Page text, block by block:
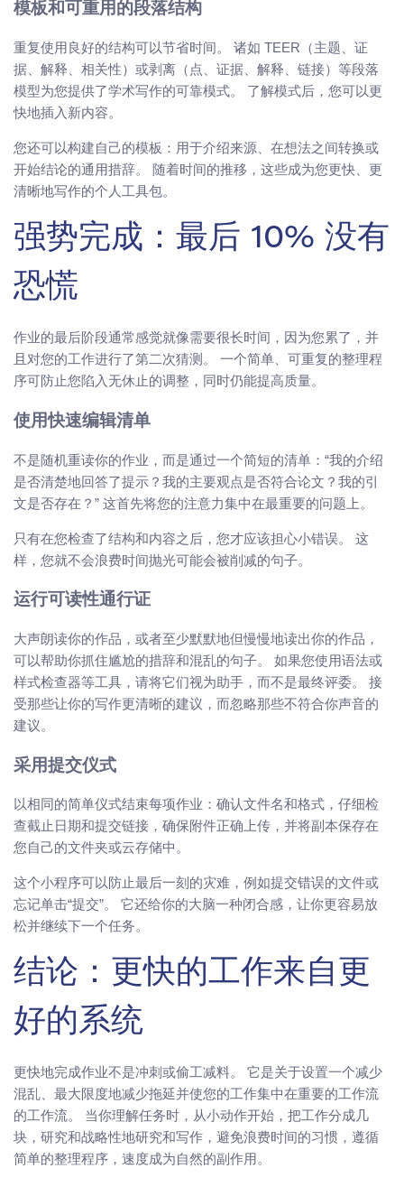
模板和可重用的段落结构
重复使用良好的结构可以节省时间。 诸如 TEER（主题、证
据、解释、相关性）或剥离（点、证据、解释、链接）等段落
模型为您提供了学术写作的可靠模式。 了解模式后，您可以更
快地插入新内容。
您还可以构建自己的模板：用于介绍来源、在想法之间转换或
开始结论的通用措辞。 随着时间的推移，这些成为您更快、更
清晰地写作的个人工具包。
强势完成：最后 10% 没有
恐慌
作业的最后阶段通常感觉就像需要很长时间，因为您累了，并
且对您的工作进行了第二次猜测。 一个简单、可重复的整理程
序可防止您陷入无休止的调整，同时仍能提高质量。
使用快速编辑清单
不是随机重读你的作业，而是通过一个简短的清单：“我的介绍
是否清楚地回答了提示？我的主要观点是否符合论文？我的引
文是否存在？” 这首先将您的注意力集中在最重要的问题上。
只有在您检查了结构和内容之后，您才应该担心小错误。 这
样，您就不会浪费时间抛光可能会被削减的句子。
运行可读性通行证
大声朗读你的作品，或者至少默默地但慢慢地读出你的作品，
可以帮助你抓住尴尬的措辞和混乱的句子。 如果您使用语法或
样式检查器等工具，请将它们视为助手，而不是最终评委。 接
受那些让你的写作更清晰的建议，而忽略那些不符合你声音的
建议。
采用提交仪式
以相同的简单仪式结束每项作业：确认文件名和格式，仔细检
查截止日期和提交链接，确保附件正确上传，并将副本保存在
您自己的文件夹或云存储中。
这个小程序可以防止最后一刻的灾难，例如提交错误的文件或
忘记单击“提交”。 它还给你的大脑一种闭合感，让你更容易放
松并继续下一个任务。
结论：更快的工作来自更
好的系统
更快地完成作业不是冲刺或偷工减料。 它是关于设置一个减少
混乱、最大限度地减少拖延并使您的工作集中在重要的工作流
的工作流。 当你理解任务时，从小动作开始，把工作分成几
块，研究和战略性地研究和写作，避免浪费时间的习惯，遵循
简单的整理程序，速度成为自然的副作用。